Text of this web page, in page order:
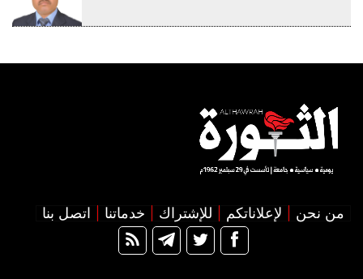
من نحن لإعلاناتكم للإشتراك خدماتنا اتصل بنا